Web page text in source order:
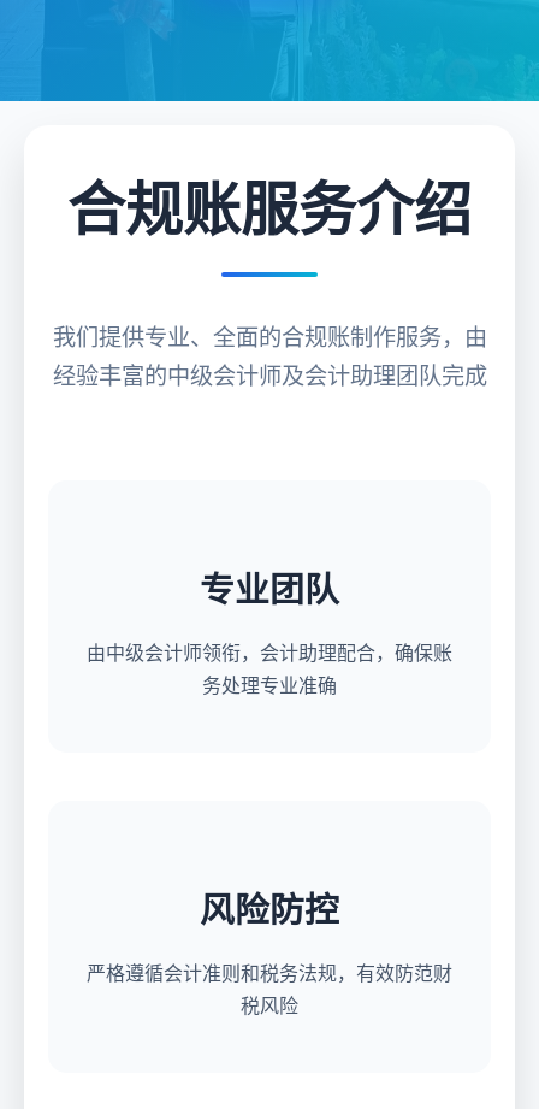
合规账服务介绍
我们提供专业、全面的合规账制作服务，由
经验丰富的中级会计师及会计助理团队完成
专业团队
由中级会计师领衔，会计助理配合，确保账
务处理专业准确
风险防控
严格遵循会计准则和税务法规，有效防范财
税风险